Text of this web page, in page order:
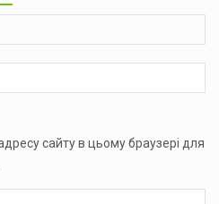
сайту в цьому браузері для